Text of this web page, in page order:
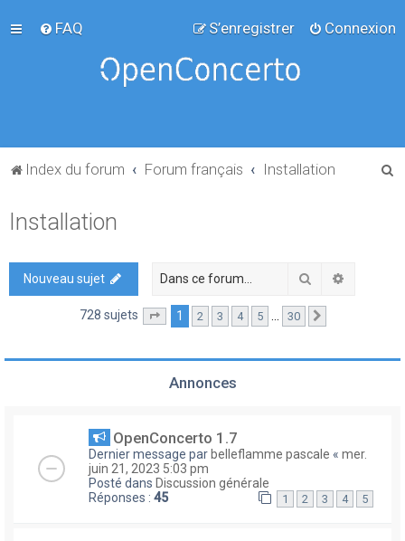
FAQ Connexion
S’enregistrer
Index du forum Forum français Installation
Installation
Nouveau sujet Rechercher
728 sujets Page sur30
1 2 3 4 5 … 30
Annonces
OpenConcerto 1.7
Dernier message par belleflamme pascale « mer.
juin 21, 2023 5:03 pm
Posté dans Discussion générale
Réponses : 45 1 2 3 4 5